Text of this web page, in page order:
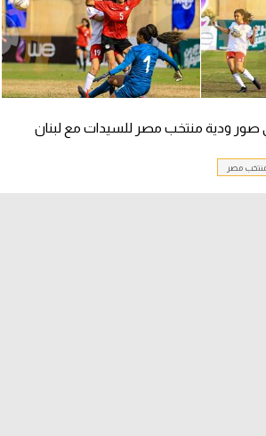
صور ودية منتخب مصر للسيدات مع لبنان
مصر